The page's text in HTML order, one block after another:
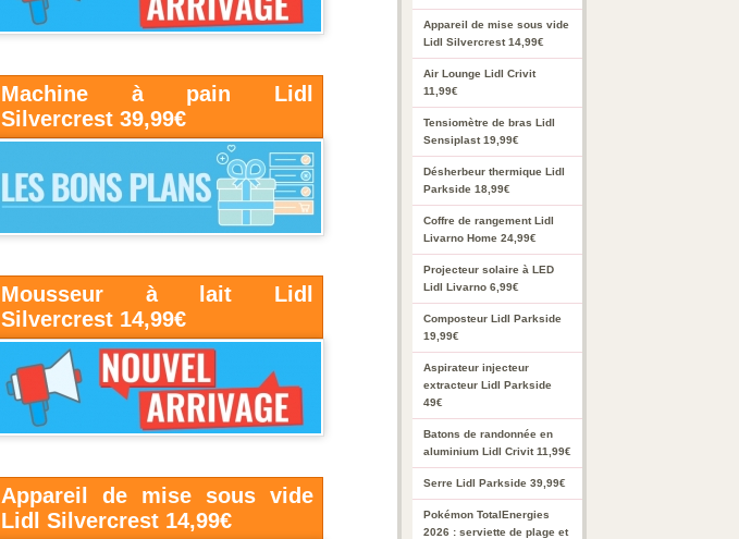
Machine à pain Lidl
Silvercrest 39,99€
Mousseur à lait Lidl
Silvercrest 14,99€
Appareil de mise sous vide
Lidl Silvercrest 14,99€
Appareil de mise sous vide
Lidl Silvercrest 14,99€
Air Lounge Lidl Crivit
11,99€
Tensiomètre de bras Lidl
Sensiplast 19,99€
Désherbeur thermique Lidl
Parkside 18,99€
Coffre de rangement Lidl
Livarno Home 24,99€
Projecteur solaire à LED
Lidl Livarno 6,99€
Composteur Lidl Parkside
19,99€
Aspirateur injecteur
extracteur Lidl Parkside
49€
Batons de randonnée en
aluminium Lidl Crivit 11,99€
Serre Lidl Parkside 39,99€
Pokémon TotalEnergies
2026 : serviette de plage et